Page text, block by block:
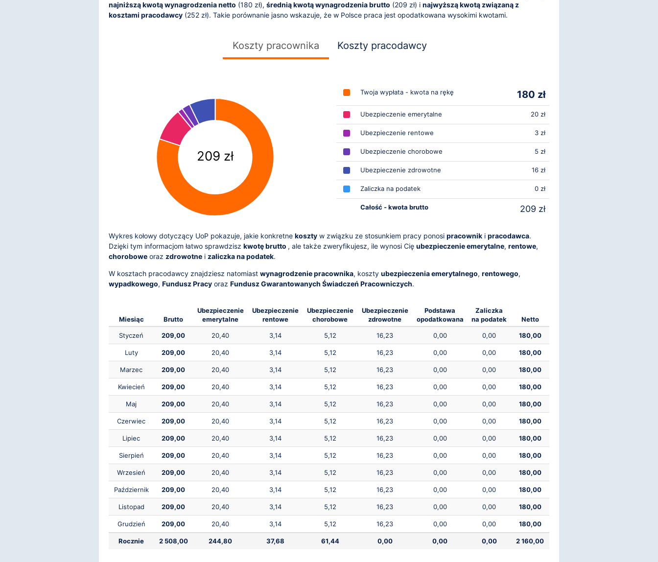
najniższą kwotą wynagrodzenia netto (180 zł), średnią kwotą wynagrodzenia brutto (209 zł) i najwyższą kwotą związaną z
kosztami pracodawcy (252 zł). Takie porównanie jasno wskazuje, że w Polsce praca jest opodatkowana wysokimi kwotami.
Koszty pracownika Koszty pracodawcy
209 zł
Twoja wypłata - kwota na rękę 180 zł
Ubezpieczenie emerytalne 20 zł
Ubezpieczenie rentowe 3 zł
Ubezpieczenie chorobowe 5 zł
Ubezpieczenie zdrowotne 16 zł
Zaliczka na podatek 0 zł
Całość - kwota brutto 209 zł
Wykres kołowy dotyczący UoP pokazuje, jakie konkretne koszty w związku ze stosunkiem pracy ponosi pracownik i pracodawca.
Dzięki tym informacjom łatwo sprawdzisz kwotę brutto , ale także zweryfikujesz, ile wynosi Cię ubezpieczenie emerytalne, rentowe,
chorobowe oraz zdrowotne i zaliczka na podatek.
W kosztach pracodawcy znajdziesz natomiast wynagrodzenie pracownika, koszty ubezpieczenia emerytalnego, rentowego,
wypadkowego, Fundusz Pracy oraz Fundusz Gwarantowanych Świadczeń Pracowniczych.
Miesiąc Brutto
Ubezpieczenie
emerytalne
Ubezpieczenie
rentowe
Ubezpieczenie
chorobowe
Ubezpieczenie
zdrowotne
Podstawa
opodatkowana
Zaliczka
na podatek
Netto
Styczeń 209,00 20,40 3,14 5,12 16,23 0,00 0,00 180,00
Luty 209,00 20,40 3,14 5,12 16,23 0,00 0,00 180,00
Marzec 209,00 20,40 3,14 5,12 16,23 0,00 0,00 180,00
Kwiecień 209,00 20,40 3,14 5,12 16,23 0,00 0,00 180,00
Maj 209,00 20,40 3,14 5,12 16,23 0,00 0,00 180,00
Czerwiec 209,00 20,40 3,14 5,12 16,23 0,00 0,00 180,00
Lipiec 209,00 20,40 3,14 5,12 16,23 0,00 0,00 180,00
Sierpień 209,00 20,40 3,14 5,12 16,23 0,00 0,00 180,00
Wrzesień 209,00 20,40 3,14 5,12 16,23 0,00 0,00 180,00
Październik 209,00 20,40 3,14 5,12 16,23 0,00 0,00 180,00
Listopad 209,00 20,40 3,14 5,12 16,23 0,00 0,00 180,00
Grudzień 209,00 20,40 3,14 5,12 16,23 0,00 0,00 180,00
Rocznie 2 508,00 244,80 37,68 61,44 0,00 0,00 0,00 2 160,00